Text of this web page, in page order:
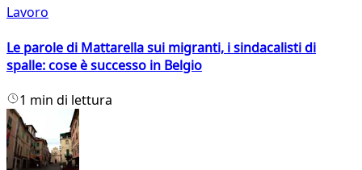
Lavoro
Le parole di Mattarella sui migranti, i sindacalisti di
spalle: cose è successo in Belgio
1 min di lettura